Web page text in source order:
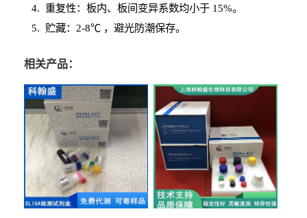
4. 重复性：板内、板间变异系数均小于15%。
5. 贮藏：2-8℃ ，避光防潮保存。
相关产品：